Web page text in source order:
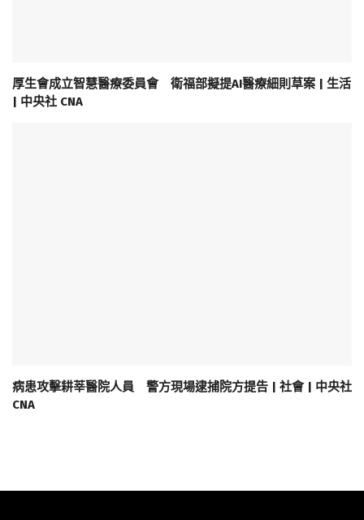
厚生會成立智慧醫療委員會 衛福部擬提AI醫療細則草案 | 生活
| 中央社 CNA
病患攻擊耕莘醫院人員 警方現場逮捕院方提告 | 社會 | 中央社
CNA